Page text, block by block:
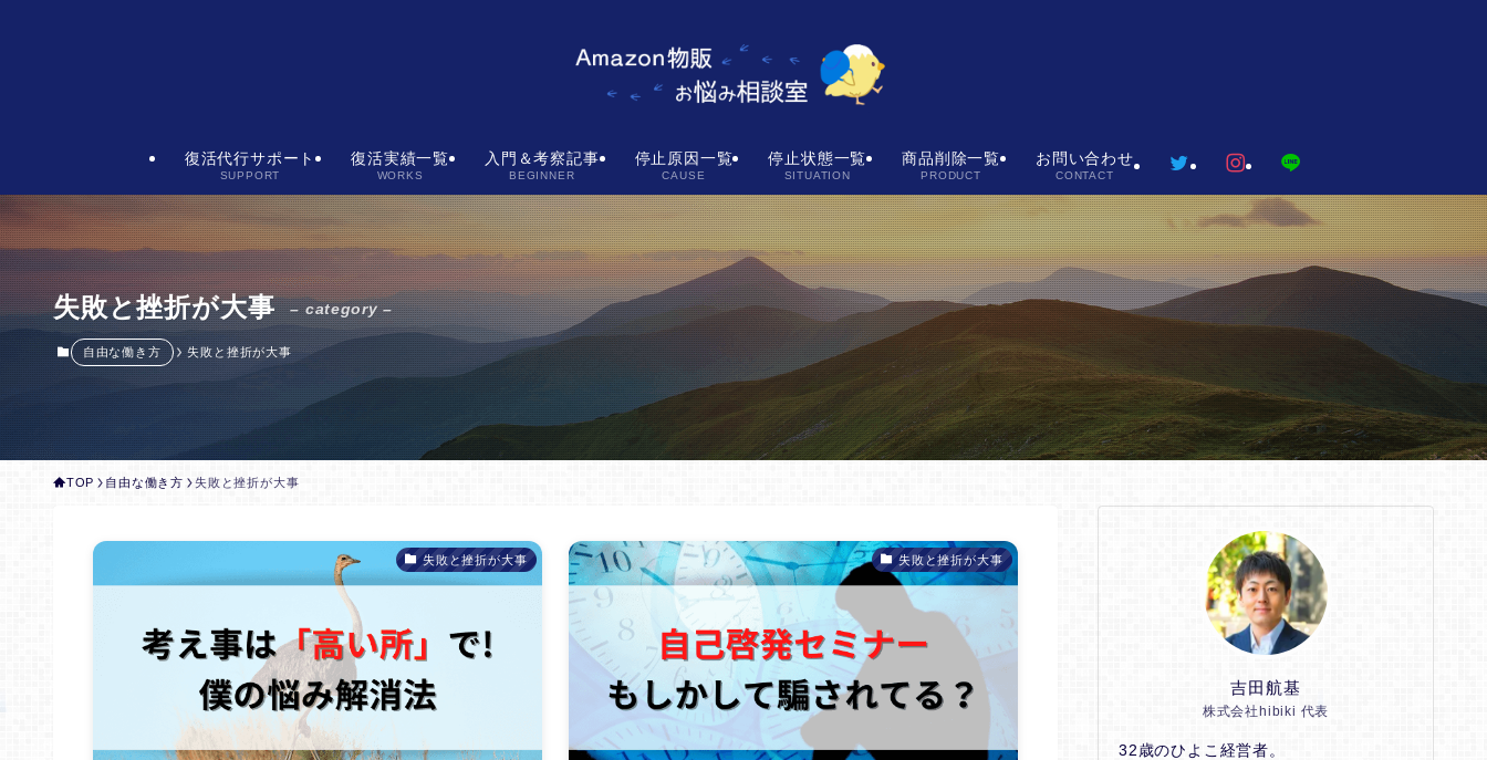
復活代行サポート
SUPPORT
復活実績一覧
WORKS
入門＆考察記事
BEGINNER
停止原因一覧
CAUSE
停止状態一覧
SITUATION
商品削除一覧
PRODUCT
お問い合わせ
CONTACT
失敗と挫折が大事 – category –
自由な働き方 失敗と挫折が大事
TOP 自由な働き方 失敗と挫折が大事
失敗と挫折が大事 失敗と挫折が大事
吉田航基
株式会社hibiki 代表
32歳のひよこ経営者。